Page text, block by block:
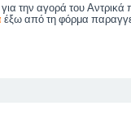
την αγορά του Αντρικά
έξω από τη φόρμα